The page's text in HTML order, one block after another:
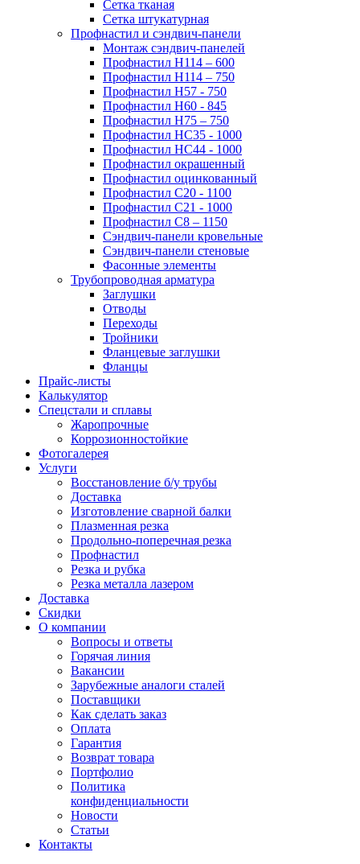
Сетка тканая
Сетка штукатурная
Профнастил и сэндвич-панели
Монтаж сэндвич-панелей
Профнастил Н114 – 600
Профнастил Н114 – 750
Профнастил Н57 - 750
Профнастил Н60 - 845
Профнастил Н75 – 750
Профнастил НС35 - 1000
Профнастил НС44 - 1000
Профнастил окрашенный
Профнастил оцинкованный
Профнастил С20 - 1100
Профнастил С21 - 1000
Профнастил С8 – 1150
Сэндвич-панели кровельные
Сэндвич-панели стеновые
Фасонные элементы
Трубопроводная арматура
Заглушки
Отводы
Переходы
Тройники
Фланцевые заглушки
Фланцы
Прайс-листы
Калькулятор
Спецстали и сплавы
Жаропрочные
Коррозионностойкие
Фотогалерея
Услуги
Восстановление б/у трубы
Доставка
Изготовление сварной балки
Плазменная резка
Продольно-поперечная резка
Профнастил
Резка и рубка
Резка металла лазером
Доставка
Скидки
О компании
Вопросы и ответы
Горячая линия
Вакансии
Зарубежные аналоги сталей
Поставщики
Как сделать заказ
Оплата
Гарантия
Возврат товара
Портфолио
Политика
конфиденциальности
Новости
Статьи
Контакты